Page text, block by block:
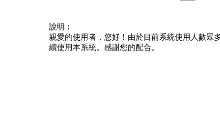
說明︰
親愛的使用者，您好！由於目前系統使用人數眾
續使用本系統。感謝您的配合。